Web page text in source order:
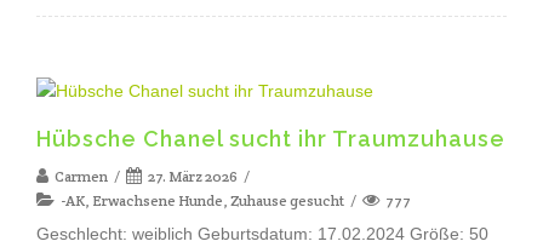
Hübsche Chanel sucht ihr Traumzuhause
Carmen
27. März 2026
-AK, Erwachsene Hunde, Zuhause gesucht 777
Geschlecht: weiblich Geburtsdatum: 17.02.2024 Größe: 50